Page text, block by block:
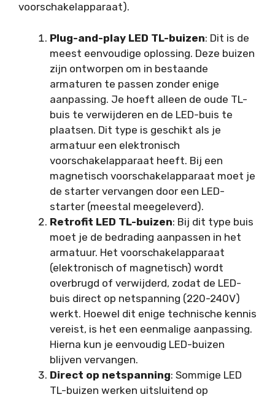
voorschakelapparaat).
Plug-and-play LED TL-buizen: Dit is de
meest eenvoudige oplossing. Deze buizen
zijn ontworpen om in bestaande
armaturen te passen zonder enige
aanpassing. Je hoeft alleen de oude TL-
buis te verwijderen en de LED-buis te
plaatsen. Dit type is geschikt als je
armatuur een elektronisch
voorschakelapparaat heeft. Bij een
magnetisch voorschakelapparaat moet je
de starter vervangen door een LED-
starter (meestal meegeleverd).
Retrofit LED TL-buizen: Bij dit type buis
moet je de bedrading aanpassen in het
armatuur. Het voorschakelapparaat
(elektronisch of magnetisch) wordt
overbrugd of verwijderd, zodat de LED-
buis direct op netspanning (220-240V)
werkt. Hoewel dit enige technische kennis
vereist, is het een eenmalige aanpassing.
Hierna kun je eenvoudig LED-buizen
blijven vervangen.
Direct op netspanning: Sommige LED
TL-buizen werken uitsluitend op